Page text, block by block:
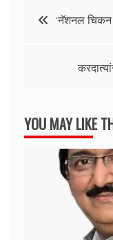
Post‘नॅशनल चिकन
YOU MAY LIKE